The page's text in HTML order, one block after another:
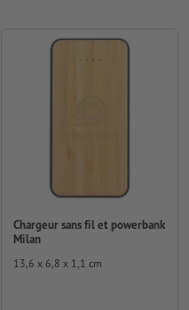
Chargeur sans fil et powerbank
Milan
13,6 x 6,8 x 1,1 cm